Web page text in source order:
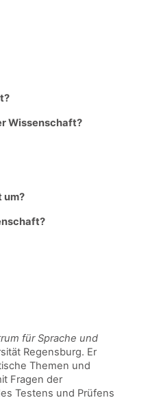
Wissenschaft?
um?
für Sprache und
Regensburg. Er
Themen und
Fragen der
Testens und Prüfens